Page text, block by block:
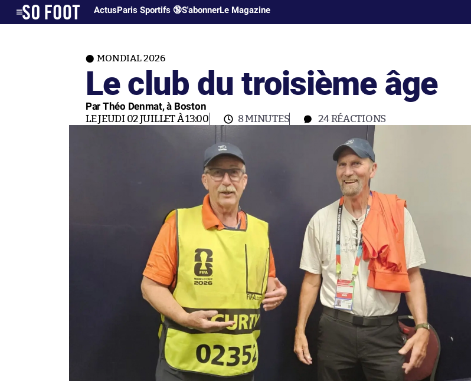
ActusParis Sportifs 🔞S'abonnerLe Magazine
MONDIAL 2026
Le club du troisième âge
Par Théo Denmat, à Boston
LE JEUDI 02 JUILLET À 13:00 8 MINUTES 24RÉACTIONS